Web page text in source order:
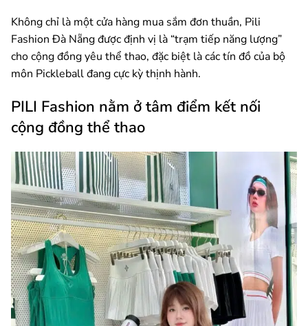
Không chỉ là một cửa hàng mua sắm đơn thuần, Pili
Fashion Đà Nẵng được định vị là “trạm tiếp năng lượng”
cho cộng đồng yêu thể thao, đặc biệt là các tín đồ của bộ
môn Pickleball đang cực kỳ thịnh hành.
PILI Fashion nằm ở tâm điểm kết nối
cộng đồng thể thao